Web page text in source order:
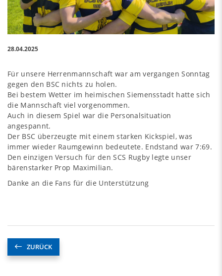
28.04.2025
Für unsere Herrenmannschaft war am vergangen Sonntag
gegen den BSC nichts zu holen.
Bei bestem Wetter im heimischen Siemensstadt hatte sich
die Mannschaft viel vorgenommen.
Auch in diesem Spiel war die Personalsituation
angespannt.
Der BSC überzeugte mit einem starken Kickspiel, was
immer wieder Raumgewinn bedeutete. Endstand war 7:69.
Den einzigen Versuch für den SCS Rugby legte unser
bärenstarker Prop Maximilian.
Danke an die Fans für die Unterstützung
ZURÜCK